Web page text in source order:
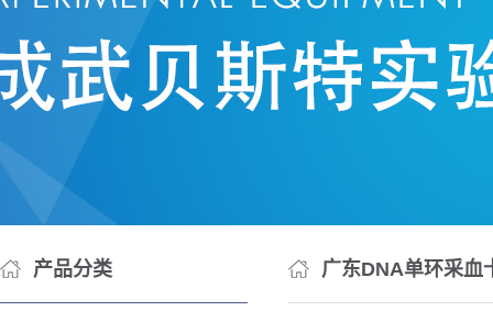
广
广东
产品分类 广东DNA单环采血